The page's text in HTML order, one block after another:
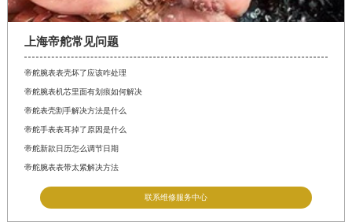
上海帝舵常见问题
帝舵腕表表壳坏了应该咋处理
帝舵腕表机芯里面有划痕如何解决
帝舵表壳割手解决方法是什么
帝舵手表表耳掉了原因是什么
帝舵新款日历怎么调节日期
帝舵腕表表带太紧解决方法
联系维修服务中心